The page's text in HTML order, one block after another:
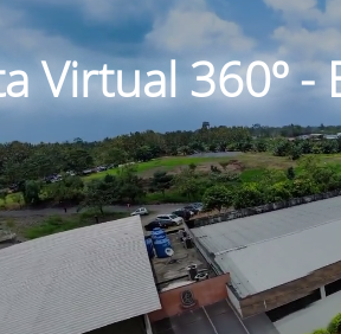
Virtual 360º -